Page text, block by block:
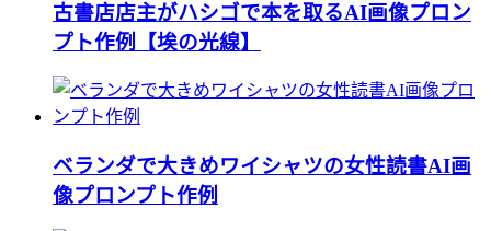
古書店店主がハシゴで本を取るAI画像プロン
プト作例【埃の光線】
ベランダで大きめワイシャツの女性読書AI画
像プロンプト作例